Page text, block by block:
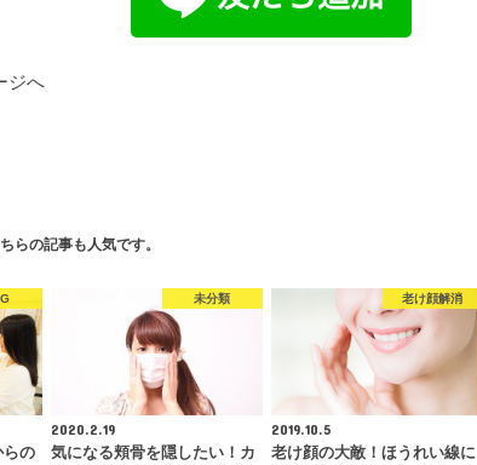
ジへ
らの記事も人気です。
らの
未分類
2020.2.19
気になる頬骨を隠したい！カ
老け顔解消
2019.10.5
老け顔の大敵！ほうれい線に